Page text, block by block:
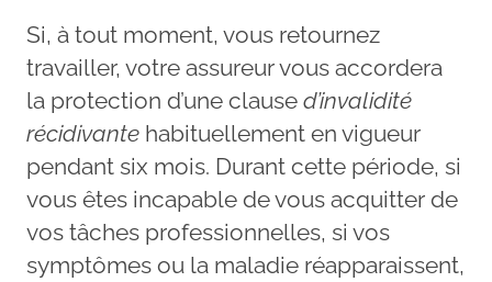
Si, à tout moment, vous retournez
travailler, votre assureur vous accordera
la protection d’une clause d’invalidité
récidivante habituellement en vigueur
pendant six mois. Durant cette période, si
vous êtes incapable de vous acquitter de
vos tâches professionnelles, si vos
symptômes ou la maladie réapparaissent,